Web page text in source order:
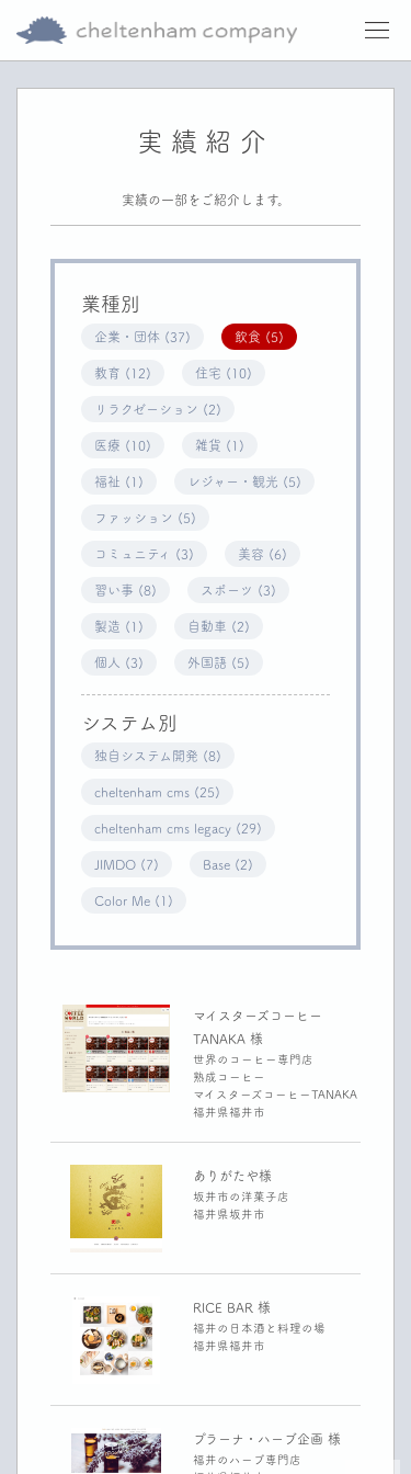
実績紹介
実績の一部をご紹介します。
業種別
企業・団体 (37) 飲食 (5)
教育 (12) 住宅 (10)
リラクゼーション (2)
医療 (10) 雑貨 (1)
福祉 (1) レジャー・観光 (5)
ファッション (5)
コミュニティ (3) 美容 (6)
習い事 (8) スポーツ (3)
製造 (1) 自動車 (2)
個人 (3) 外国語 (5)
システム別
独自システム開発 (8)
cheltenham cms (25)
cheltenham cms legacy (29)
JIMDO (7) Base (2)
Color Me (1)
マイスターズコーヒー
TANAKA 様
世界のコーヒー専門店
熟成コーヒー
マイスターズコーヒーTANAKA
福井県福井市
ありがたや様
坂井市の洋菓子店
福井県坂井市
RICE BAR 様
福井の日本酒と料理の場
福井県福井市
プラーナ・ハーブ企画 様
福井のハーブ専門店